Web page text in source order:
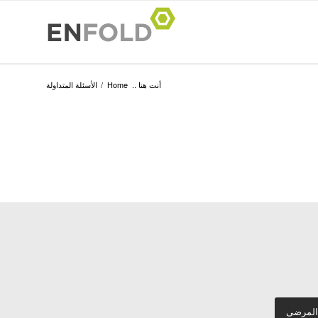
أنت هنا .. Home
/ الأسئلة المتداولة
المرضى